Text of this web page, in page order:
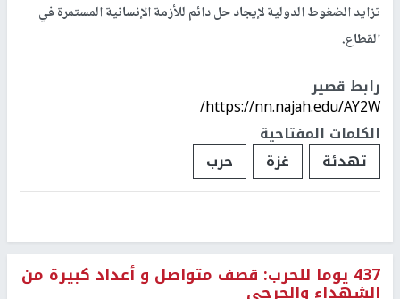
تزايد الضغوط الدولية لإيجاد حل دائم للأزمة الإنسانية المستمرة في
القطاع.
رابط قصير
https://nn.najah.edu/AY2W/
الكلمات المفتاحية
تهدئة
غزة حرب
437 يوما للحرب: قصف متواصل و أعداد كبيرة من
الشهداء والجرحى